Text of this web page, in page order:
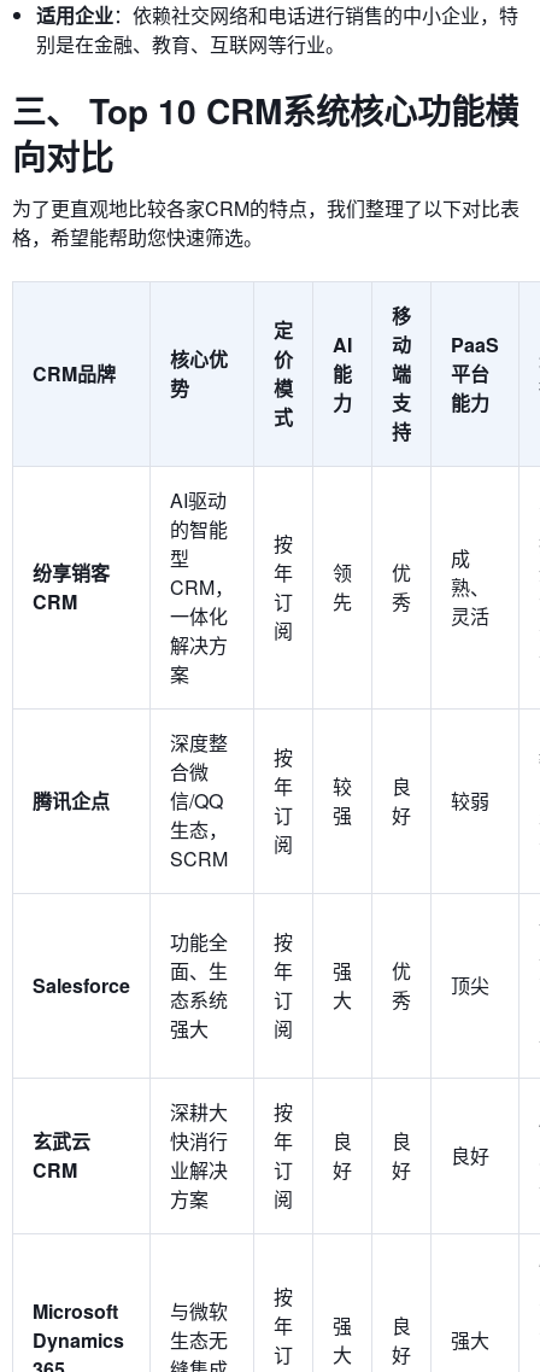
适用企业：依赖社交网络和电话进行销售的中小企业，特
别是在金融、教育、互联网等行业。
三、 Top 10 CRM系统核心功能横
向对比
为了更直观地比较各家CRM的特点，我们整理了以下对比表
格，希望能帮助您快速筛选。
CRM品牌
核心优
势
定
价
模
式
AI
能
力
移
动
端
支
持
PaaS
平台
能力
纷享销客
CRM
AI驱动
的智能
型
CRM，
一体化
解决方
案
按
年
订
阅
领
先
优
秀
成
熟、
灵活
腾讯企点
深度整
合微
信/QQ
生态，
SCRM
按
年
订
阅
较
强
良
好
较弱
Salesforce
功能全
面、生
态系统
强大
按
年
订
阅
强
大
优
秀
顶尖
玄武云
CRM
深耕大
快消行
业解决
方案
按
年
订
阅
良
好
良
好
良好
Microsoft
Dynamics
与微软
生态无
按
年
订
强
大
良
好
强大